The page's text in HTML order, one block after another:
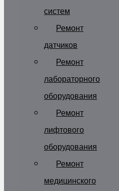
систем
Ремонт
датчиков
Ремонт
лабораторного
оборудования
Ремонт
лифтового
оборудования
Ремонт
медицинского